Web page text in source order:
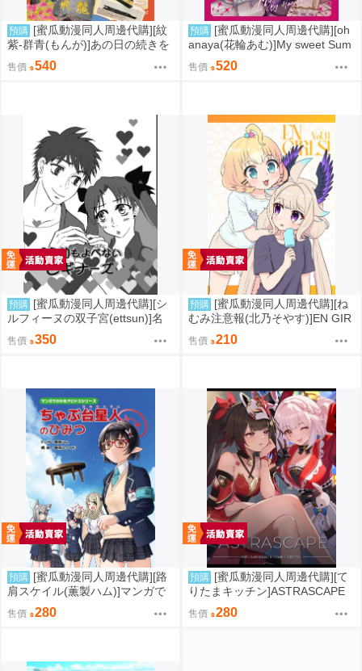
預購 [蜜瓜動漫同人周邊代購][紋
紫-群青(もんが)]あの日の続きを
佐世保で～東山公園海軍墓地～
(同人誌)
售價 540
預購 [蜜瓜動漫同人周邊代購][oh
anaya(花輪あむ)]My sweet Sum
mer【特典付】(LoveLive虹ヶ咲
学園スクールアイドル同好会)(同
售價 520
預購 [蜜瓜動漫同人周邊代購][シ
ルフィーヌの双子宮(ettsun)]名
前もよべないビギナーズ【特典
付】(FGO/stay night)(同人誌)
售價 350
預購 [蜜瓜動漫同人周邊代購][ね
むみ注意報(北乃そやす)]EN GIR
LS! Vol.11(彩虹社)(同人誌)
售價 210
預購 [蜜瓜動漫同人周邊代購][路
肩スケイル(薫製ハム)]マンガで
わかるアビドスシリーズ ちゃ
ぶ台星人のひみつ(蔚藍檔案)(同
售價 280
預購 [蜜瓜動漫同人周邊代購][て
りたまキッチン]ASTRASCAPE
(崩壞：星穹鐵道)(同人誌)
售價 280